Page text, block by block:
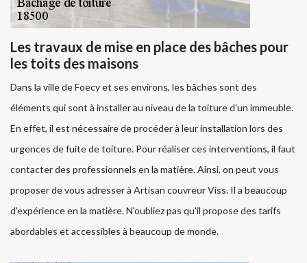
Les travaux de mise en place des bâches pour
les toits des maisons
Dans la ville de Foecy et ses environs, les bâches sont des
éléments qui sont à installer au niveau de la toiture d'un immeuble.
En effet, il est nécessaire de procéder à leur installation lors des
urgences de fuite de toiture. Pour réaliser ces interventions, il faut
contacter des professionnels en la matière. Ainsi, on peut vous
proposer de vous adresser à Artisan couvreur Viss. Il a beaucoup
d'expérience en la matière. N'oubliez pas qu'il propose des tarifs
abordables et accessibles à beaucoup de monde.